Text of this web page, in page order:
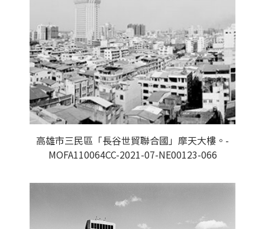
高雄市三民區「長谷世貿聯合國」摩天大樓。-
MOFA110064CC-2021-07-NE00123-066